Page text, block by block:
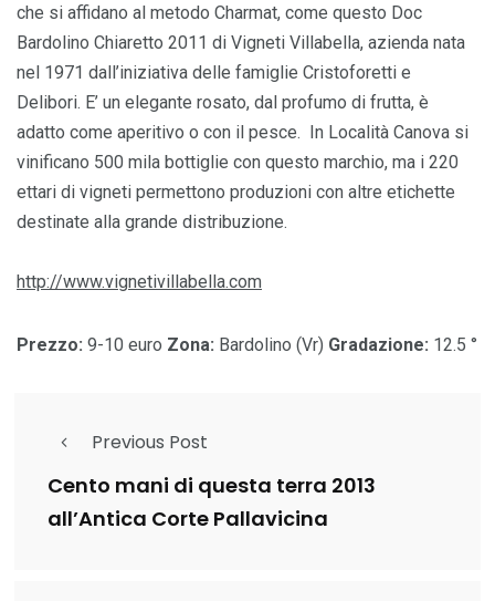
che si affidano al metodo Charmat, come questo Doc
Bardolino Chiaretto 2011 di Vigneti Villabella, azienda nata
nel 1971 dall’iniziativa delle famiglie Cristoforetti e
Delibori. E’ un elegante rosato, dal profumo di frutta, è
adatto come aperitivo o con il pesce. In Località Canova si
vinificano 500 mila bottiglie con questo marchio, ma i 220
ettari di vigneti permettono produzioni con altre etichette
destinate alla grande distribuzione.
http://www.vignetivillabella.com
Prezzo: 9-10 euro Zona: Bardolino (Vr) Gradazione: 12.5 °
Previous Post
Cento mani di questa terra 2013
all’Antica Corte Pallavicina